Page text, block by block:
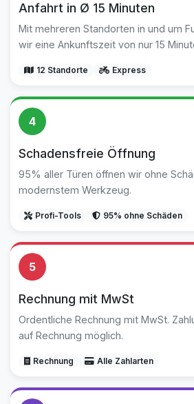
Anfahrt in Ø 15 Minuten
Mit mehreren Standorten in und um
wir eine Ankunftszeit von nur 15
12 Standorte Express
4
Schadensfreie Öffnung
95% aller Türen öffnen wir ohne
modernstem Werkzeug.
Profi-Tools 95% ohne Schäden
5
Rechnung mit MwSt
Ordentliche Rechnung mit MwSt.
auf Rechnung möglich.
Rechnung Alle Zahlarten